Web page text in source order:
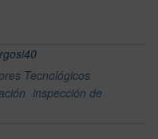
Tecnológicos
inspección de